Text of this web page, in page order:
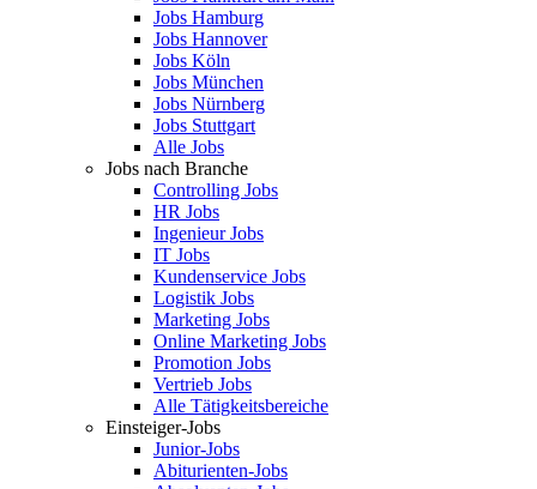
Jobs Hamburg
Jobs Hannover
Jobs Köln
Jobs München
Jobs Nürnberg
Jobs Stuttgart
Alle Jobs
Jobs nach Branche
Controlling Jobs
HR Jobs
Ingenieur Jobs
IT Jobs
Kundenservice Jobs
Logistik Jobs
Marketing Jobs
Online Marketing Jobs
Promotion Jobs
Vertrieb Jobs
Alle Tätigkeitsbereiche
Einsteiger-Jobs
Junior-Jobs
Abiturienten-Jobs